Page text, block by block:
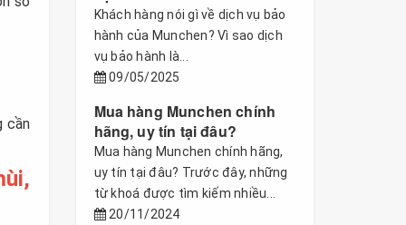
cần
Khách hàng nói gì về dịch vụ bảo
hành của Munchen? Vì sao dịch
vụ bảo hành là...
09/05/2025
Mua hàng Munchen chính
hãng, uy tín tại đâu?
Mua hàng Munchen chính hãng,
uy tín tại đâu? Trước đây, những
từ khoá được tìm kiếm nhiều...
20/11/2024